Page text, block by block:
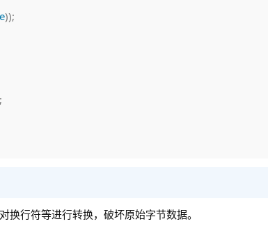
));
;
换行符等进行转换，破坏原始字节数据。